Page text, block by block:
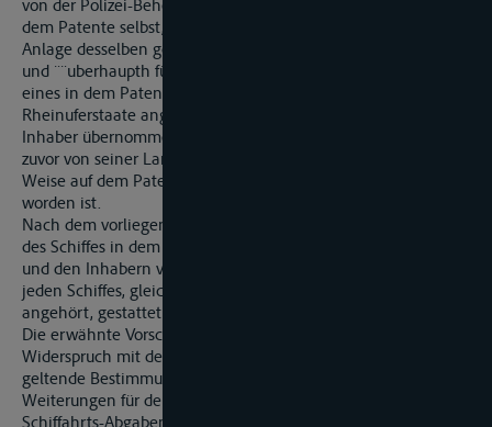
von der Polizei-Behörde des Einlade- oder Abfahrts-Ortes auf
dem Patente selbst, oder beim Mangel des Raumes auf einer
Anlage desselben genau bezeichnet wird. Fûr mehrere Reisen
und ¨¨uberhaupth für längere Zeit darf ferner die Führung
eines in dem Patente nicht bezeichneten, irgend einem
Rheinuferstaate angehörenden Segelschiffes von dem Patent-
Inhaber übernommen werden, wenn das zu führende Schiff
zuvor von seiner Landesobrigkeit inder vorangegebenen
Weise auf dem Patente oder dessen Anlage bezeichnet
worden ist.
Nach dem vorliegenden Vertrage soll von der Bezeichnung
des Schiffes in dem Patente überhaupt Abstand genommen
und den Inhabern von Schiffer-Patenten die Führung eines
jeden Schiffes, gleichviel welchem Uferstaate dasselbe
angehört, gestattet werden.
Die erwähnte Vorschrift der Akte von 1831 steht im
Widerspruch mit den für andere konventionelle Ströme
geltende Bestimmungen, und hat eine Menge unnützer
Weiterungen für den Schifferstand im Gefolge. So lange noch
Schiffahrts-Abgaben auf dem Rheine erhoben wurden, und